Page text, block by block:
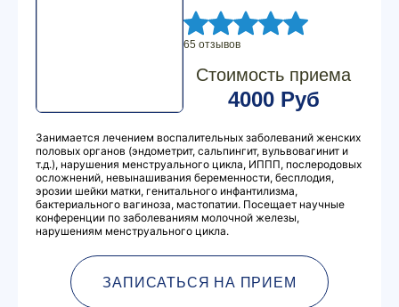
65 отзывов
Стоимость приема
4000 Руб
Занимается лечением воспалительных заболеваний женских
половых органов (эндометрит, сальпингит, вульвовагинит и
т.д.), нарушения менструального цикла, ИППП, послеродовых
осложнений, невынашивания беременности, бесплодия,
эрозии шейки матки, генитального инфантилизма,
бактериального вагиноза, мастопатии. Посещает научные
конференции по заболеваниям молочной железы,
нарушениям менструального цикла.
ЗАПИСАТЬСЯ НА ПРИЕМ